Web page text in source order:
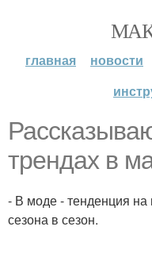
главная новости
трендах в
- В моде - тенденция на
сезона в сезон.